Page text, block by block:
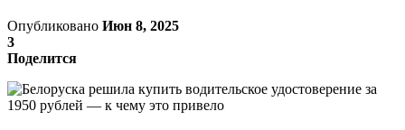
Опубликовано Июн 8, 2025
3
Поделится